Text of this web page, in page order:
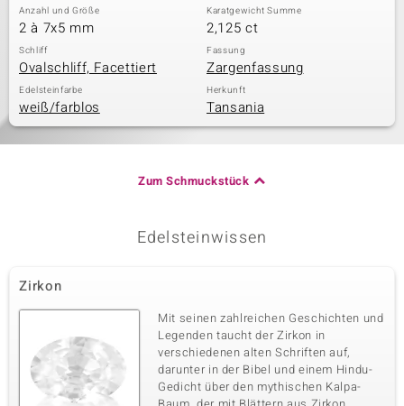
Anzahl und Größe
2 à 7x5 mm
Karatgewicht Summe
2,125 ct
Schliff
Ovalschliff, Facettiert
Fassung
Zargenfassung
Edelsteinfarbe
weiß/farblos
Herkunft
Tansania
Zum Schmuckstück
Edelsteinwissen
Zirkon
Mit seinen zahlreichen Geschichten und
Legenden taucht der Zirkon in
verschiedenen alten Schriften auf,
darunter in der Bibel und einem Hindu-
Gedicht über den mythischen Kalpa-